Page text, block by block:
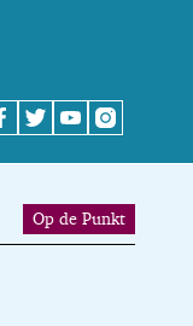
Op de Punkt